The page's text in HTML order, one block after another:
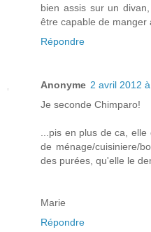
bien assis sur un
être capable de manger
Répondre
Anonyme 2 avril 2012
Je seconde Chimparo!
...pis en plus de ca,
de ménage/cuisiniere/
des purées, qu'elle le
Marie
Répondre